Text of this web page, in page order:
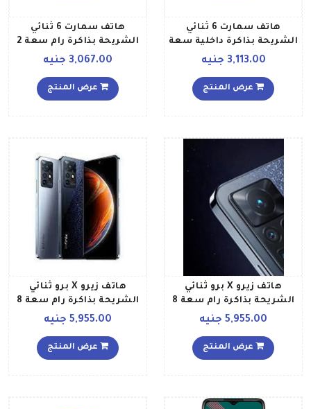
هاتف سمارت 6 ثنائي
الشريحة بذاكرة داخلية سعة
32 جيجابايت وذاكرة رام سعة
3,113.00 جنيه
عرض المنتج
هاتف سمارت 6 ثنائي
الشريحة بذاكرة رام سعة 2
جيجابايت وذاكرة داخلية
تقنية 4G LTE، لون أسود
3,067.00 جنيه
عرض المنتج
هاتف زيرو X برو ثنائي
الشريحة بذاكرة رام سعة 8
جيجابايت وذاكرة روم سعة
سعة 128 جيجابايت لون
5,955.00 جنيه
عرض المنتج
هاتف زيرو X برو ثنائي
الشريحة بذاكرة رام سعة 8
جيجابايت وذاكرة داخلية
فضي ستاري
5,955.00 جنيه
عرض المنتج